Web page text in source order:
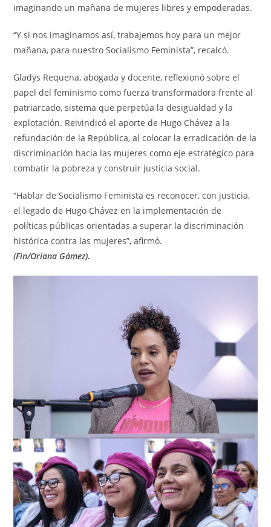
imaginando un mañana de mujeres libres y empoderadas.
“Y si nos imaginamos así, trabajemos hoy para un mejor
mañana, para nuestro Socialismo Feminista”, recalcó.
Gladys Requena, abogada y docente, reflexionó sobre el
papel del feminismo como fuerza transformadora frente al
patriarcado, sistema que perpetúa la desigualdad y la
explotación. Reivindicó el aporte de Hugo Chávez a la
refundación de la República, al colocar la erradicación de la
discriminación hacia las mujeres como eje estratégico para
combatir la pobreza y construir justicia social.
“Hablar de Socialismo Feminista es reconocer, con justicia,
el legado de Hugo Chávez en la implementación de
políticas públicas orientadas a superar la discriminación
histórica contra las mujeres”, afirmó.
(Fin/Oriana Gámez).